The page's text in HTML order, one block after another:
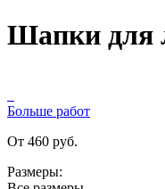
Шапки для
Больше работ
От 460 руб.
Размеры: